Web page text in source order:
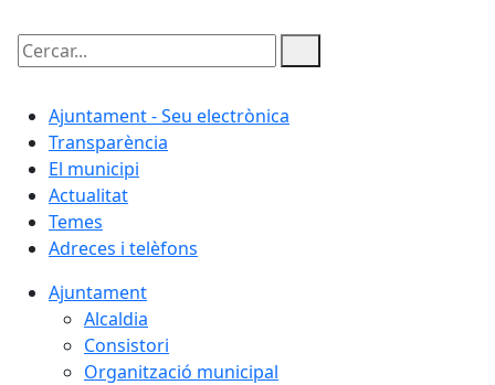
Cercar:
Ajuntament - Seu electrònica
Transparència
El municipi
Actualitat
Temes
Adreces i telèfons
Ajuntament
Alcaldia
Consistori
Organització municipal